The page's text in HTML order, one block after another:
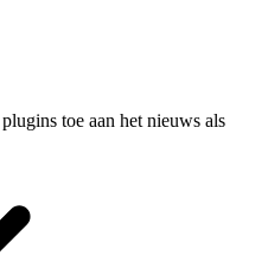
toe aan het nieuws als